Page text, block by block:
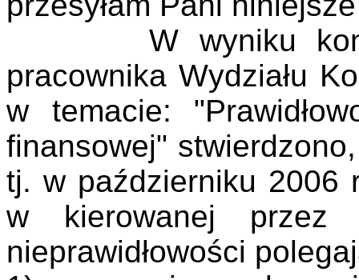
W wyniku kontroli
pracownika Wydziału
w temacie:
finansowej"
tj. w październiku 2006
w kierowanej przez
nieprawidłowości